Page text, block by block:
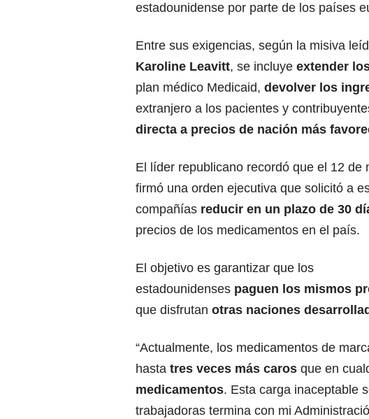
estadounidense por parte de los países
Entre sus exigencias, según la misiva
Karoline Leavitt, se incluye extender
plan médico Medicaid, devolver los
extranjero a los pacientes y
directa a precios de nación más
El líder republicano recordó que el 12 de
firmó una orden ejecutiva que solicitó a
compañías reducir en un plazo de 30
precios de los medicamentos en el país.
El objetivo es garantizar que los
estadounidenses paguen los mismos
que disfrutan otras naciones
“Actualmente, los medicamentos de
hasta tres veces más caros que en
medicamentos. Esta carga inaceptable
trabajadoras termina con mi